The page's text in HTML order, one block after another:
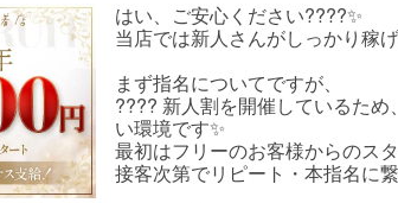
はい、ご安心ください????✨
当店では新人さんがしっかり稼
まず指名についてですが、
???? 新人割を開催しているた
い環境です✨
最初はフリーのお客様からのス
接客次第でリピート・本指名に